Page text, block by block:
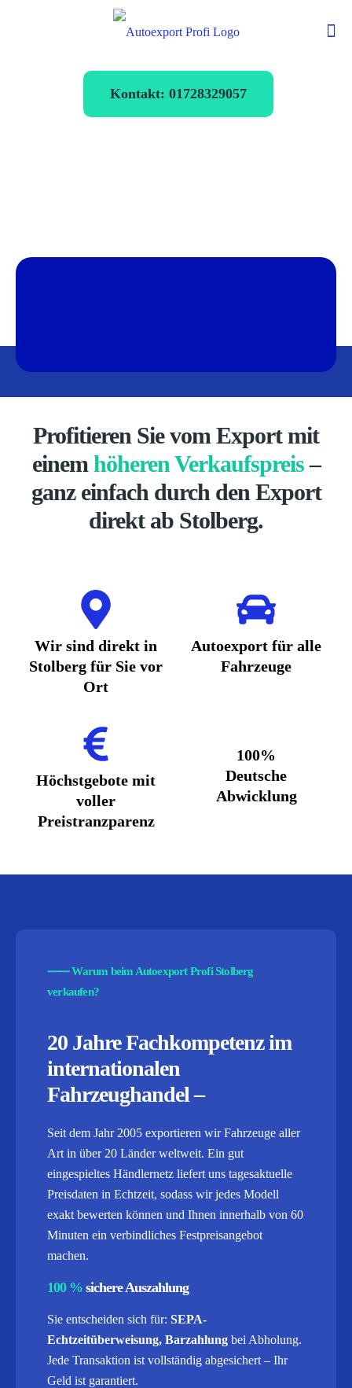
Kontakt: 01728329057
Profitieren Sie vom Export mit
einem höheren Verkaufspreis–
ganz einfach durch den Export
direkt ab Stolberg.
Wir sind direkt in
Stolberg für Sie vor
Ort
Autoexport für alle
Fahrzeuge
Höchstgebote mit
voller
Preistranzparenz
100%
Deutsche
Abwicklung
⸺Warum beim Autoexport Profi Stolberg
verkaufen?
20 Jahre Fachkompetenz im
internationalen
Fahrzeughandel –
Seit dem Jahr 2005 exportieren wir Fahrzeuge aller
Art in über 20 Länder weltweit. Ein gut
eingespieltes Händlernetz liefert uns tagesaktuelle
Preisdaten in Echtzeit, sodass wir jedes Modell
exakt bewerten können und Ihnen innerhalb von 60
Minuten ein verbindliches Festpreisangebot
machen.
100 % sichere Auszahlung
Sie entscheiden sich für: SEPA-
Echtzeitüberweisung, Barzahlung bei Abholung.
Jede Transaktion ist vollständig abgesichert – Ihr
Geld ist garantiert.